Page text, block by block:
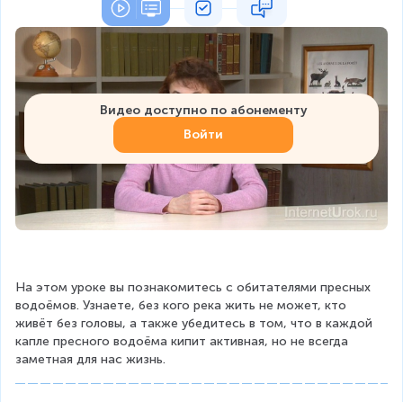
Видео доступно по абонементу
Войти
На этом уроке вы познакомитесь с обитателями пресных
водоёмов. Узнаете, без кого река жить не может, кто
живёт без головы, а также убедитесь в том, что в каждой
капле пресного водоёма кипит активная, но не всегда
заметная для нас жизнь.